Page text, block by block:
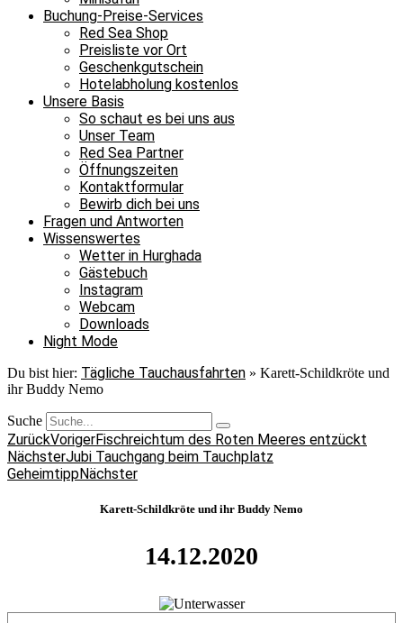
Buchung-Preise-Services
Red Sea Shop
Preisliste vor Ort
Geschenkgutschein
Hotelabholung kostenlos
Unsere Basis
So schaut es bei uns aus
Unser Team
Red Sea Partner
Öffnungszeiten
Kontaktformular
Bewirb dich bei uns
Fragen und Antworten
Wissenswertes
Wetter in Hurghada
Gästebuch
Instagram
Webcam
Downloads
Night Mode
Du bist hier: Tägliche Tauchausfahrten » Karett-Schildkröte und
ihr Buddy Nemo
Suche
ZurückVorigerFischreichtum des Roten Meeres entzückt
NächsterJubi Tauchgang beim Tauchplatz
GeheimtippNächster
Karett-Schildkröte und ihr Buddy Nemo
14.12.2020